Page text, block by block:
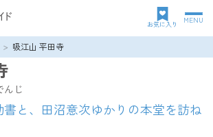
グ
ロ
ビ
お気に入り MENU
吸江山 平田寺
んじ
と、田沼意次ゆかりの本堂を訪ね